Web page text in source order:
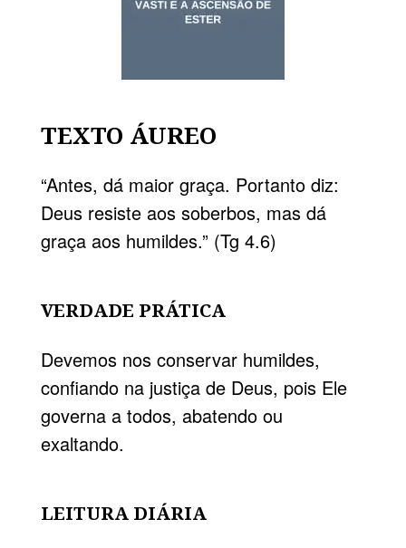
TEXTO ÁUREO
“Antes, dá maior graça. Portanto diz:
Deus resiste aos soberbos, mas dá
graça aos humildes.” (Tg 4.6)
VERDADE PRÁTICA
Devemos nos conservar humildes,
confiando na justiça de Deus, pois Ele
governa a todos, abatendo ou
exaltando.
LEITURA DIÁRIA